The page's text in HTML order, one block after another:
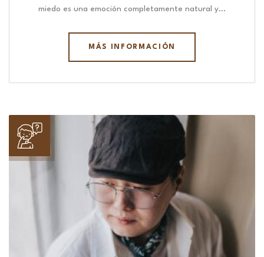
miedo es una emoción completamente natural y…
MÁS INFORMACIÓN